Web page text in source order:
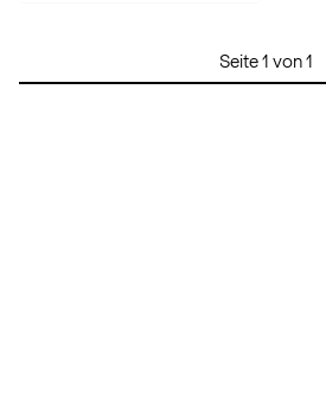
Seite 1 von 1